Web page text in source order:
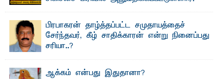
பாண்டிருப்பு ...பிரபாகரன் தாழ்த்தப்பட்ட சமுதாயத்தைச்
சேர்ந்தவர், கீழ் சாதிக்காரன் என்று நினைப்பது
சரியா..?
ஆக்கம் என்பது இதுதானா?